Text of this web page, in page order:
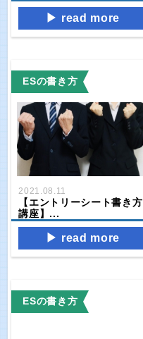
read more
ESの書き方
2021.08.11
【エントリーシート書き方
講座】...
read more
ESの書き方